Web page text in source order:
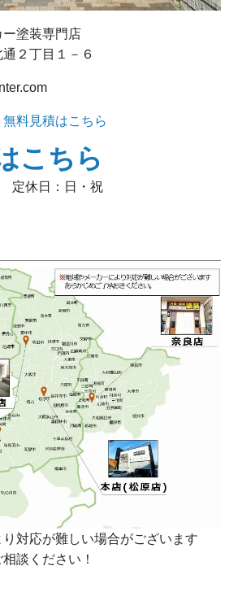
塗装専門店
２丁目１－６
料見積はこちら
こちら
定休日：日・祝
対応が難しい場合がございます
談ください！